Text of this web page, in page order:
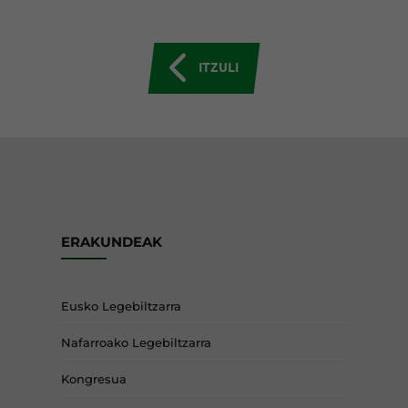
ITZULI
ERAKUNDEAK
Eusko Legebiltzarra
Nafarroako Legebiltzarra
Kongresua